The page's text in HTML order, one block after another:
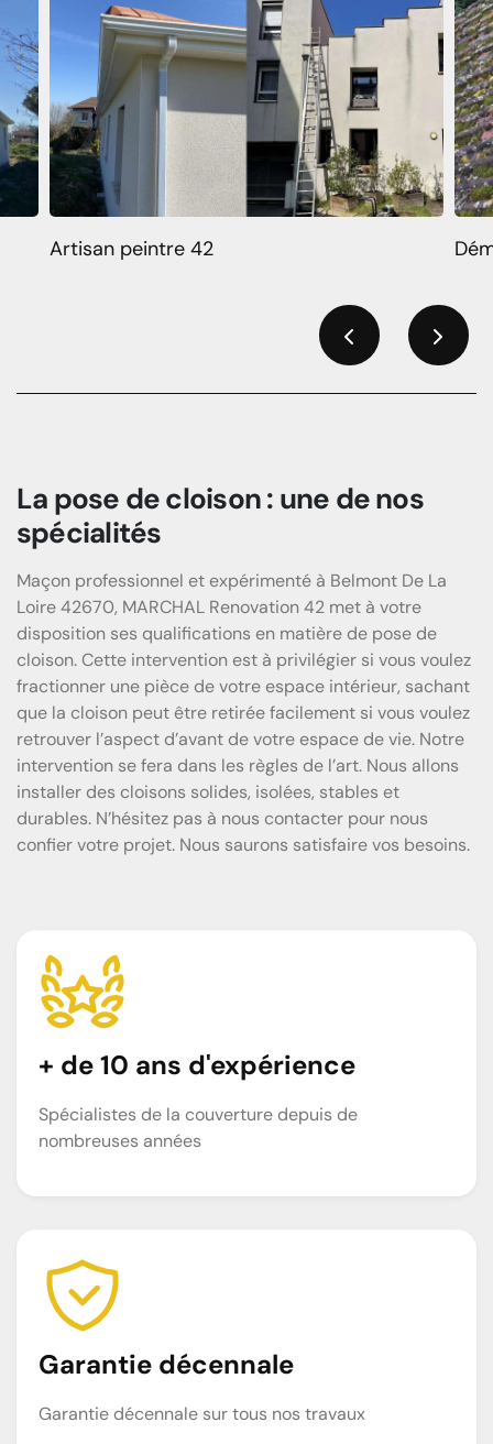
Artisan peintre 42
La pose de cloison : une de nos
spécialités
Maçon professionnel et expérimenté à Belmont De La
Loire 42670, MARCHAL Renovation 42 met à votre
disposition ses qualifications en matière de pose de
cloison. Cette intervention est à privilégier si vous voulez
fractionner une pièce de votre espace intérieur, sachant
que la cloison peut être retirée facilement si vous voulez
retrouver l’aspect d’avant de votre espace de vie. Notre
intervention se fera dans les règles de l’art. Nous allons
installer des cloisons solides, isolées, stables et
durables. N’hésitez pas à nous contacter pour nous
confier votre projet. Nous saurons satisfaire vos besoins.
+ de 10 ans d'expérience
Spécialistes de la couverture depuis de
nombreuses années
Garantie décennale
Garantie décennale sur tous nos travaux